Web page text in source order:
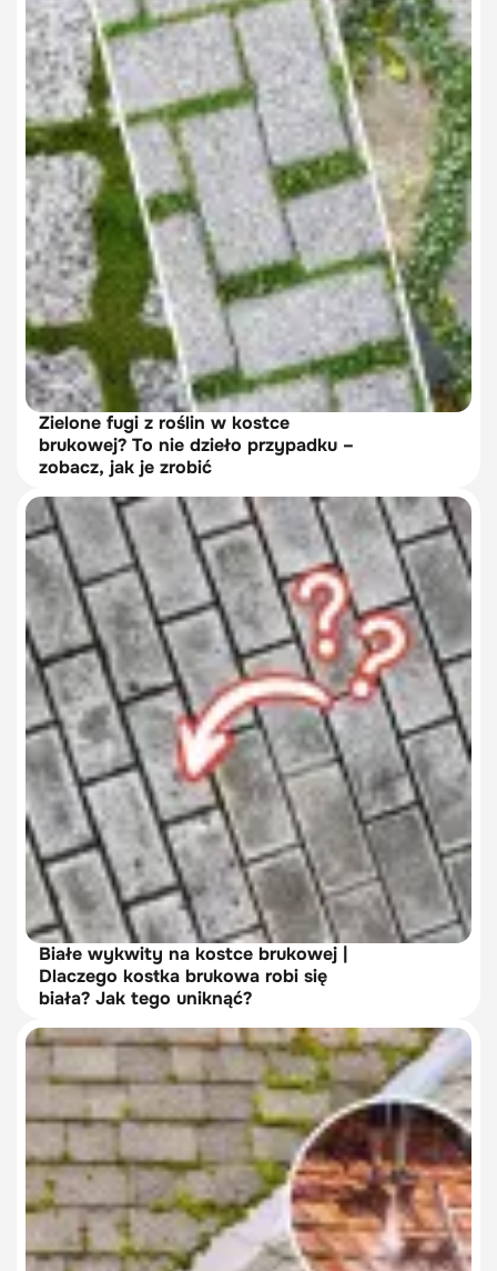
Zielone fugi z roślin w kostce
brukowej? To nie dzieło przypadku –
zobacz, jak je zrobić
Białe wykwity na kostce brukowej |
Dlaczego kostka brukowa robi się
biała? Jak tego uniknąć?